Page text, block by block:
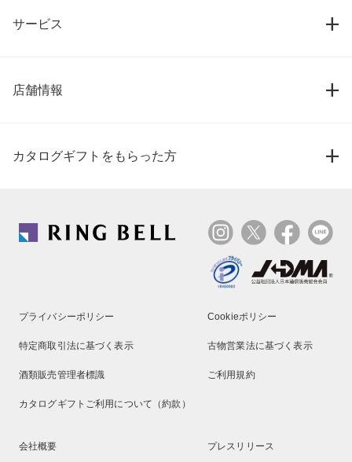
サービス
店舗情報
カタログギフトをもらった方
プライバシーポリシー Cookieポリシー
特定商取引法に基づく表示 古物営業法に基づく表示
酒類販売管理者標識 ご利用規約
カタログギフトご利用について（約款）
会社概要 プレスリリース